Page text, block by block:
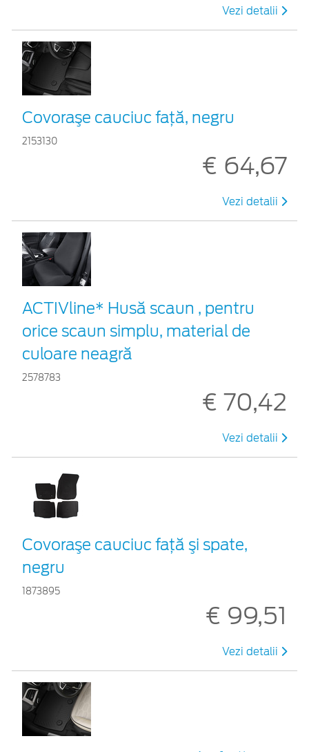
Vezi detalii
Covoraşe cauciuc față, negru
2153130
€ 64,67
Vezi detalii
ACTIVline* Husă scaun , pentru
orice scaun simplu, material de
culoare neagră
2578783
€ 70,42
Vezi detalii
Covoraşe cauciuc faţă şi spate,
negru
1873895
€ 99,51
Vezi detalii